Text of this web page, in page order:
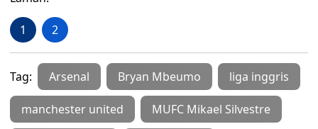
1 2
Tag: Arsenal Bryan Mbeumo liga inggris
manchester united MUFC Mikael Silvestre